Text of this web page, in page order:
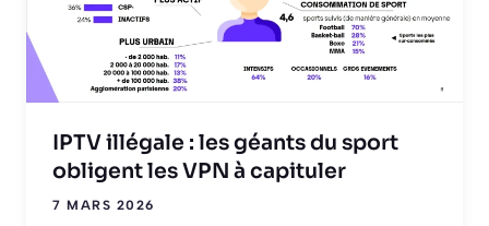
IPTV illégale : les géants du sport
obligent les VPN à capituler
7 MARS 2026